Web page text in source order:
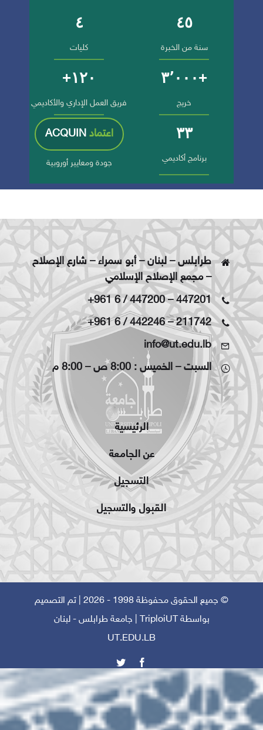
أرقام وإنجازات الجامعة
٤٥
سنة من الخبرة
٤
كليات
+٣٬٠٠٠
خريج
١٢٠+
فريق العمل الإداري والأكاديمي
٣٣
برنامج أكاديمي
اعتمادACQUIN
جودة ومعايير أوروبية
طرابلس – لبنان – أبو سمراء – شارع الإصلاح
– مجمع الإصلاح الإسلامي
+961 6 / 447200–447201
+961 6 / 442246–211742
info@ut.edu.lb
السبت – الخميس : 8:00 ص – 8:00 م
الرئيسية
عن الجامعة
التسجيل
القبول والتسجيل
© جميع الحقوق محفوظة 1998 - 2026 | تم التصميم
بواسطةTriploiUT | جامعة طرابلس - لبنان
UT.EDU.LB